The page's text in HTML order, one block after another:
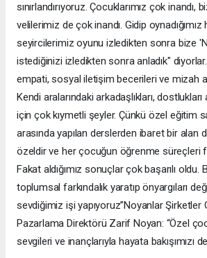
sınırlandırıyoruz. Çocuklarımız çok inandı,
velilerimiz de çok inandı. Gidip oynadığımız
seyircilerimiz oyunu izledikten sonra bize
istediğinizi izledikten sonra anladık" diyorlar.
empati, sosyal iletişim becerileri ve mizah
Kendi aralarındaki arkadaşlıkları,
için çok kıymetli şeyler. Çünkü özel eğitim
arasında yapılan derslerden ibaret bir alan
özeldir ve her çocuğun öğrenme süreçleri
Fakat aldığımız sonuçlar çok başarılı oldu.
toplumsal farkındalık yaratıp önyargıları
sevdiğimiz işi yapıyoruz”Noyanlar Şirketler
Pazarlama Direktörü Zarif Noyan: “Özel
sevgileri ve inançlarıyla hayata bakışımızı